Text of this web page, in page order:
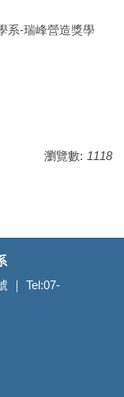
系-瑞峰營造獎學
瀏覽數: 1118
｜ Tel:07-